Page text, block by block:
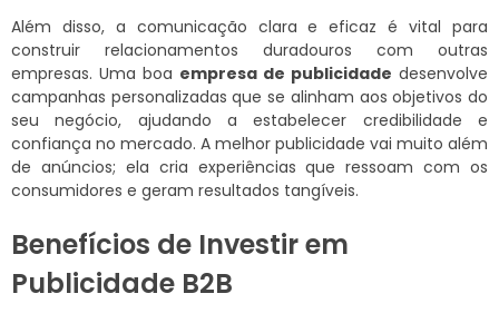
Além disso, a comunicação clara e eficaz é vital para
construir relacionamentos duradouros com outras
empresas. Uma boa empresa de publicidade desenvolve
campanhas personalizadas que se alinham aos objetivos do
seu negócio, ajudando a estabelecer credibilidade e
confiança no mercado. A melhor publicidade vai muito além
de anúncios; ela cria experiências que ressoam com os
consumidores e geram resultados tangíveis.
Benefícios de Investir em
Publicidade B2B